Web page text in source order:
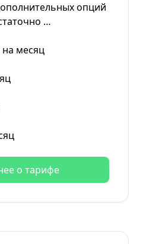
опций
…
на месяц
о тарифе